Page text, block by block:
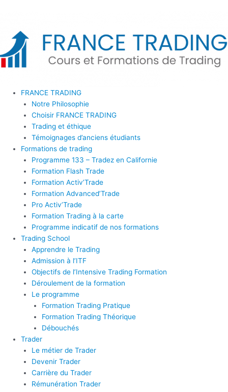
FRANCE TRADING
Notre Philosophie
Choisir FRANCE TRADING
Trading et éthique
Témoignages d’anciens étudiants
Formations de trading
Programme 133 – Tradez en Californie
Formation Flash Trade
Formation Activ’Trade
Formation Advanced’Trade
Pro Activ’Trade
Formation Trading à la carte
Programme indicatif de nos formations
Trading School
Apprendre le Trading
Admission à l’ITF
Objectifs de l’Intensive Trading Formation
Déroulement de la formation
Le programme
Formation Trading Pratique
Formation Trading Théorique
Débouchés
Trader
Le métier de Trader
Devenir Trader
Carrière du Trader
Rémunération Trader